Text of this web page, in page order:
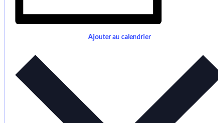
Ajouter au calendrier